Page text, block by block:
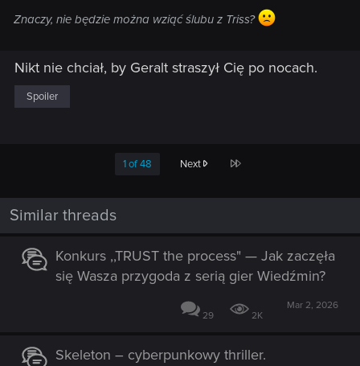
Znaczy, nie będzie można wziąć ślubu z Triss?
Nikt nie chciał, by Geralt straszył Cię po nocach.
Spoiler
1 of 48 Next Last
Similar threads
Konkurs ,,TRUST the process" — Jak zaczęła
się Wasza przygoda z serią gier Wiedźmin?
29 2K
Mar 2, 2026
Skeleton – cyberpunkowy thriller.